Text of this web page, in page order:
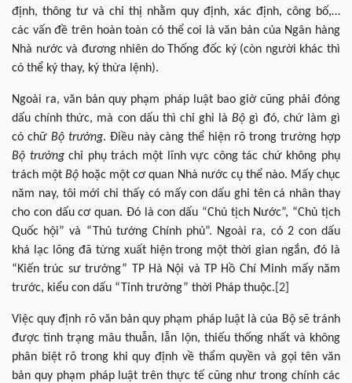
định, thông tư và chỉ thị nhằm quy định, xác định, công bố,…
các vấn đề trên hoàn toàn có thể coi là văn bản của Ngân hàng
Nhà nước và đương nhiên do Thống đốc ký (còn người khác thì
có thể ký thay, ký thừa lệnh).
Ngoài ra, văn bản quy phạm pháp luật bao giờ cũng phải đóng
dấu chính thức, mà con dấu thì chỉ ghi làBộ gì đó, chứ làm gì
có chữ Bộ trưởng. Điều này càng thể hiện rõ trong trường hợp
Bộ trưởngchỉ phụ trách một lĩnh vực công tác chứ không phụ
trách mộtBộ hoặc một cơ quan Nhà nước cụ thể nào. Mấy chục
năm nay, tôi mới chỉ thấy có mấy con dấu ghi tên cá nhân thay
cho con dấu cơ quan. Đó là con dấu “Chủ tịch Nước”, “Chủ tịch
Quốc hội” và “Thủ tướng Chính phủ”. Ngoài ra, có 2 con dấu
khá lạc lõng đã từng xuất hiện trong một thời gian ngắn, đó là
“Kiến trúc sư trưởng” TP Hà Nội và TP Hồ Chí Minh mấy năm
trước, kiểu con dấu “Tỉnh trưởng” thời Pháp thuộc. [2]
Việc quy định rõ văn bản quy phạm pháp luật là của Bộ sẽ tránh
được tình trạng mâu thuẫn, lẫn lộn, thiếu thống nhất và không
phân biệt rõ trong khi quy định về thẩm quyền và gọi tên văn
bản quy phạm pháp luật trên thực tế cũng như trong chính các